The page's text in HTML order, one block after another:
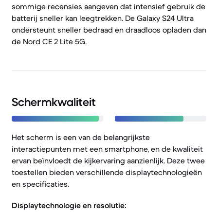
sommige recensies aangeven dat intensief gebruik de
batterij sneller kan leegtrekken. De Galaxy S24 Ultra
ondersteunt sneller bedraad en draadloos opladen dan
de Nord CE 2 Lite 5G.
Schermkwaliteit
Het scherm is een van de belangrijkste
interactiepunten met een smartphone, en de kwaliteit
ervan beïnvloedt de kijkervaring aanzienlijk. Deze twee
toestellen bieden verschillende displaytechnologieën
en specificaties.
Displaytechnologie en resolutie: